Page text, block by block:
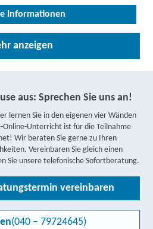
Informationen
Akademie GmbH |
SaarbrückenPartner
GmbH & Co. KG | Trierer
Partner
Informationen
| Untertürkheimer Straße
Partner
Informationen
anzeigen
aus: Sprechen Sie uns an!
lernen Sie in den eigenen vier Wänden
Online-Unterricht ist für die Teilnahme
Wir beraten Sie gerne zu Ihren
Vereinbaren Sie gleich einen
Sie unsere telefonische Sofortberatung.
vereinbaren
(040 – 79724645)